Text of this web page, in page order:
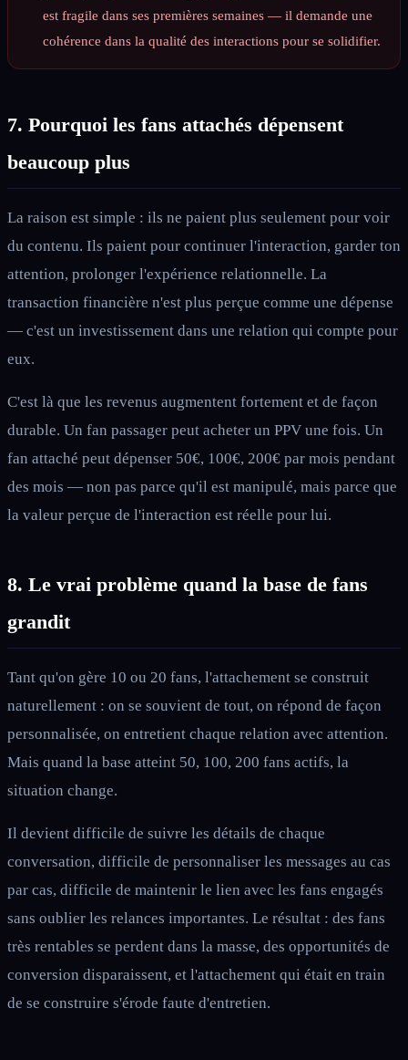
est fragile dans ses premières semaines — il demande une
cohérence dans la qualité des interactions pour se solidifier.
7. Pourquoi les fans attachés dépensent
beaucoup plus
La raison est simple : ils ne paient plus seulement pour voir
du contenu. Ils paient pour continuer l'interaction, garder ton
attention, prolonger l'expérience relationnelle. La
transaction financière n'est plus perçue comme une dépense
— c'est un investissement dans une relation qui compte pour
eux.
C'est là que les revenus augmentent fortement et de façon
durable. Un fan passager peut acheter un PPV une fois. Un
fan attaché peut dépenser 50€, 100€, 200€ par mois pendant
des mois — non pas parce qu'il est manipulé, mais parce que
la valeur perçue de l'interaction est réelle pour lui.
8. Le vrai problème quand la base de fans
grandit
Tant qu'on gère 10 ou 20 fans, l'attachement se construit
naturellement : on se souvient de tout, on répond de façon
personnalisée, on entretient chaque relation avec attention.
Mais quand la base atteint 50, 100, 200 fans actifs, la
situation change.
Il devient difficile de suivre les détails de chaque
conversation, difficile de personnaliser les messages au cas
par cas, difficile de maintenir le lien avec les fans engagés
sans oublier les relances importantes. Le résultat : des fans
très rentables se perdent dans la masse, des opportunités de
conversion disparaissent, et l'attachement qui était en train
de se construire s'érode faute d'entretien.